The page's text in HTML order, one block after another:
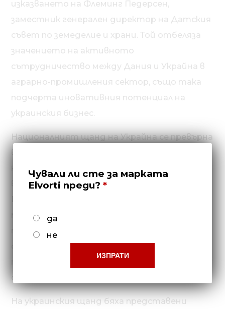
изказването на Флеминг Педерсен,
заместник генерален директор на Датския
съвет по земеделие и храни. Той отбеляза
значението на активното
сътрудничество между Дания и Украйна в
аграрно-промишления сектор, също така
подчерта иновативния потенциал на
украинския бизнес.
Националният щанд на Украйна се превърна
в истинска платформа за демонстриране
на технологии, които отварят нови
възможности за фермерите в Северна
можеха да се запознаят с висококачествени
продукти с европейско качество, които
отговарят на съвременните
сектор на конкурентна цена.
На украинския щанд бяха представени
Чували ли сте за марката
Elvorti преди?
да
не